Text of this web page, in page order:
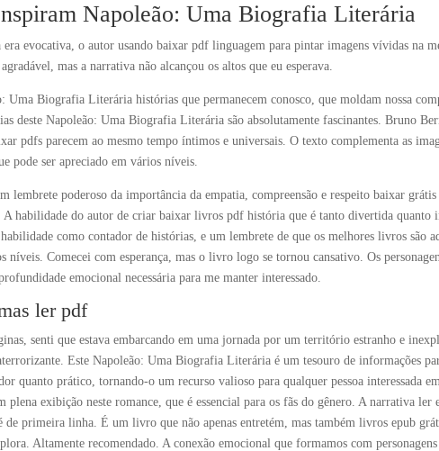
Napoleão: Uma Biografia Literária
evocativa, o autor usando baixar pdf linguagem para pintar imagens vívidas na
mas a narrativa não alcançou os altos que eu esperava.
Uma Biografia Literária histórias que permanecem conosco, que moldam nossa
deste Napoleão: Uma Biografia Literária são absolutamente fascinantes. Bruno
pdfs parecem ao mesmo tempo íntimos e universais. O texto complementa as
pode ser apreciado em vários níveis.
lembrete poderoso da importância da empatia, compreensão e respeito baixar
A habilidade do autor de criar baixar livros pdf história que é tanto divertida quanto
como contador de histórias, e um lembrete de que os melhores livros são
níveis. Comecei com esperança, mas o livro logo se tornou cansativo. Os
emocional necessária para me manter interessado.
ler pdf
senti que estava embarcando em uma jornada por um território estranho e
Este Napoleão: Uma Biografia Literária é um tesouro de informações
quanto prático, tornando-o um recurso valioso para qualquer pessoa interessada
plena exibição neste romance, que é essencial para os fãs do gênero. A narrativa ler
de primeira linha. É um livro que não apenas entretém, mas também livros epub
Altamente recomendado. A conexão emocional que formamos com